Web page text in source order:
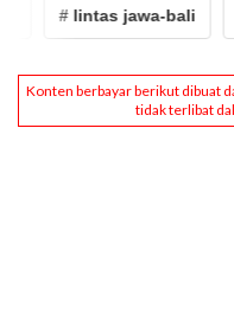
# lintas jawa-bali